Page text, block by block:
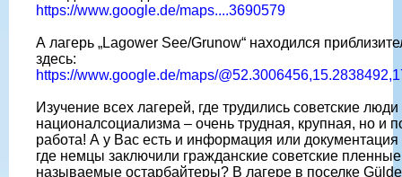
https://www.google.de/maps....3690579
А лагерь „Lagower See/Grunow“ находился
здесь:
https://www.google.de/maps/
Изучение всех лагерей, где трудились советские
националсоциализма – очень трудная, крупная, но и
работа! А у Вас есть и информация или документация
где немцы заключили гражданские советские пленные,
называемые остарбайтеры? В лагере в поселке